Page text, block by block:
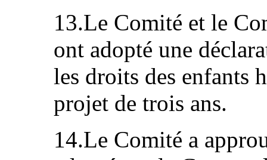
13.Le Comité et le
ont adopté une
les droits des enfants
projet de trois ans.
14.Le Comité a